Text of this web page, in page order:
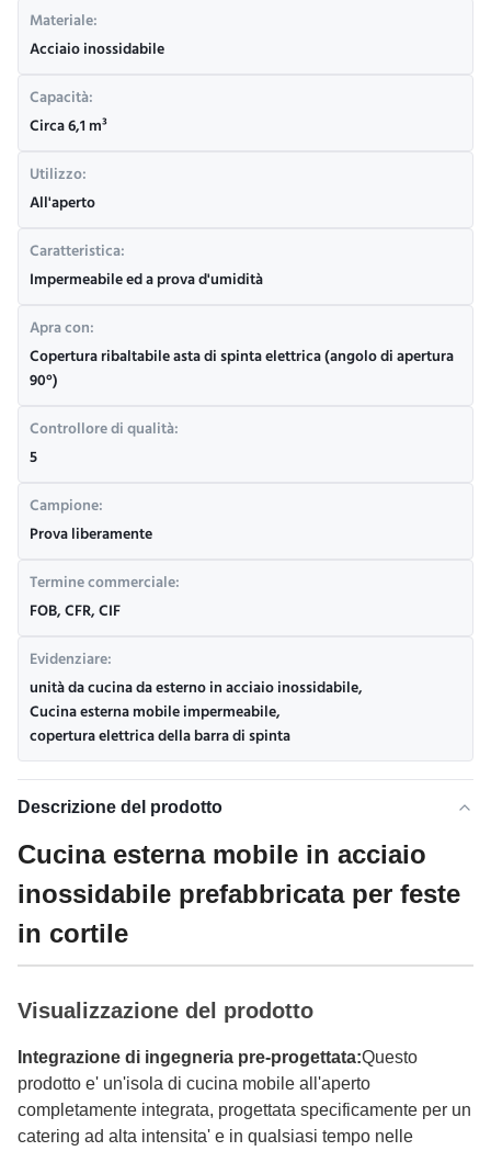
Materiale:
Acciaio inossidabile
Capacità:
Circa 6,1 m³
Utilizzo:
All'aperto
Caratteristica:
Impermeabile ed a prova d'umidità
Apra con:
Copertura ribaltabile asta di spinta elettrica (angolo di apertura
90°)
Controllore di qualità:
5
Campione:
Prova liberamente
Termine commerciale:
FOB, CFR, CIF
Evidenziare:
unità da cucina da esterno in acciaio inossidabile,
Cucina esterna mobile impermeabile,
copertura elettrica della barra di spinta
Descrizione del prodotto
Cucina esterna mobile in acciaio
inossidabile prefabbricata per feste
in cortile
Visualizzazione del prodotto
Integrazione di ingegneria pre-progettata:Questo
prodotto e' un'isola di cucina mobile all'aperto
completamente integrata, progettata specificamente per un
catering ad alta intensita' e in qualsiasi tempo nelle